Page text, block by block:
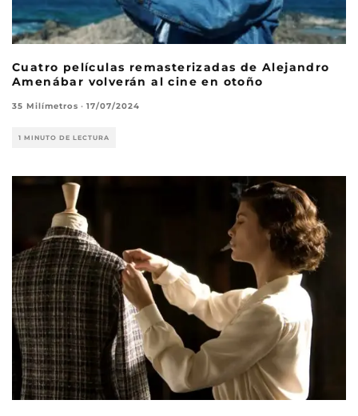
Cuatro películas remasterizadas de Alejandro
Amenábar volverán al cine en otoño
35 Milímetros · 17/07/2024
1 MINUTO DE LECTURA